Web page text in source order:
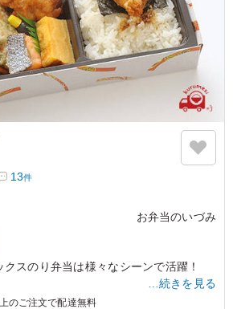
13件
お弁当のいづみ
スのり弁当は様々なシーンで活躍！
…続きを見る
のご注文で配達無料